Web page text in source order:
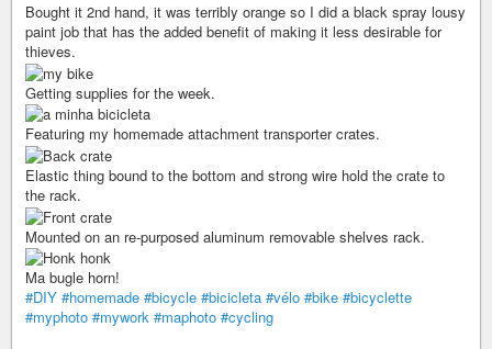
Bought it 2nd hand, it was terribly orange so I did a black spray lousy
paint job that has the added benefit of making it less desirable for
thieves.
Getting supplies for the week.
Featuring my homemade attachment transporter crates.
Elastic thing bound to the bottom and strong wire hold the crate to
the rack.
Mounted on an re-purposed aluminum removable shelves rack.
Ma bugle horn!
#DIY #homemade #bicycle #bicicleta #vélo #bike #bicyclette
#myphoto #mywork #maphoto #cycling